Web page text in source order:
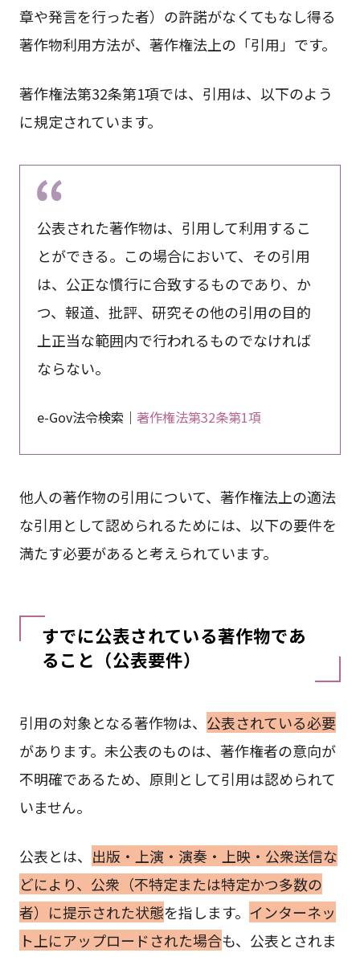
章や発言を行った者）の許諾がなくてもなし得る
著作物利用方法が、著作権法上の「引用」です。
著作権法第32条第1項では、引用は、以下のよう
に規定されています。
公表された著作物は、引用して利用するこ
とができる。この場合において、その引用
は、公正な慣行に合致するものであり、か
つ、報道、批評、研究その他の引用の目的
上正当な範囲内で行われるものでなければ
ならない。
e-Gov法令検索｜ 著作権法第32条第1項
他人の著作物の引用について、著作権法上の適法
な引用として認められるためには、以下の要件を
満たす必要があると考えられています。
すでに公表されている著作物であ
ること（公表要件）
引用の対象となる著作物は、 公表されている必要
があります。未公表のものは、著作権者の意向が
不明確であるため、原則として引用は認められて
いません。
公表とは、 出版・上演・演奏・上映・公衆送信な
どにより、公衆（不特定または特定かつ多数の
者）に提示された状態を指します。 インターネッ
ト上にアップロードされた場合も、公表とされま